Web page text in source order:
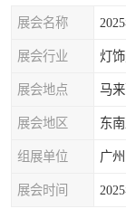
展会名称
展会行业 灯
展会地点 马
展会地区 东
组展单位 广
展会时间